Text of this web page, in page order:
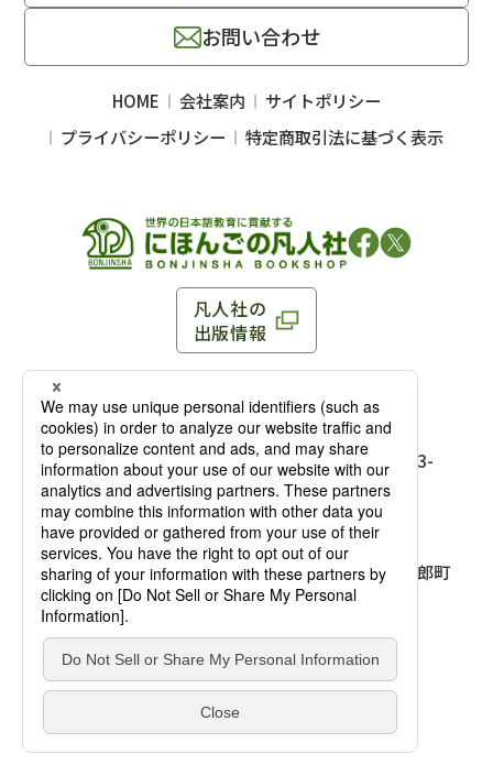
凡人社の本を見る
凡人社が出版した本を見る
凡人社の
出版情報
〒102-0093 東京都千代田区平河町 1-3-13 8F
TEL：03-3263-3959／FAX：03-3263-3116
麹町店
〒102-0093 東京都千代田区平河町1-3-
13 8F［アクセス］
TEL：03-3239-8673／FAX：03-3263-
3116
大阪店
〒541-0056 大阪府大阪市中央区久太郎町
4-2-10
大西ビルディング 1階［
TEL：06-4256-2684／FAX：03-6733-
7887
お問い合わせ
HOME 会社案内
サイトポリシー
プライバシーポリシー
特定商取引法に基づく表示
© Bonjinsha Co., LTD. All Rights Reserved.